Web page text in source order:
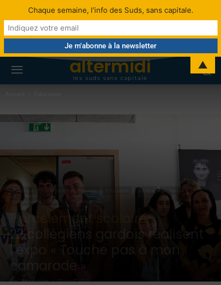
altermidi
les suds sans capitale
Politique Collectivité territoriale Société
Jeunesse
Citoyenneté
Social Violence
Harcèlement scolaire:
22 collégiens gardois réalisent
l’expo « Touche pas à mon
camarade »
Par Redaction - 10 avril 2024
Chaque semaine, l’info des Suds, sans capitale.
▲